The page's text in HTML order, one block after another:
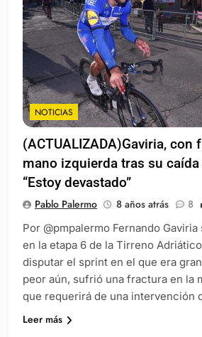
NOTICIAS
(ACTUALIZADA)Gaviria, con
mano izquierda tras su
“Estoy devastado”
Pablo Palermo 8 años atrás 8
Por @pmpalermo Fernando
en la etapa 6 de la Tirreno
disputar el sprint en el que era
peor aún, sufrió una fractura en la
que requerirá de una intervención
Leer más